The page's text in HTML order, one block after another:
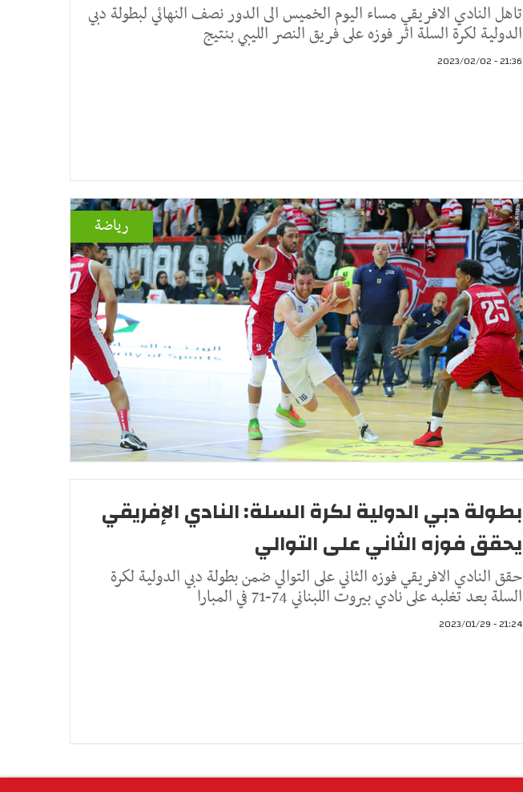
تاهل النادي الافريقي مساء اليوم الخميس الى الدور نصف النهائي لبطولة دبي
الدولية لكرة السلة اثر فوزه على فريق النصر الليبي بنتيج
21:36 - 2023/02/02
رياضة
بطولة دبي الدولية لكرة السلة: النادي الإفريقي
يحقق فوزه الثاني على التوالي
حقق النادي الافريقي فوزه الثاني على التوالي ضمن بطولة دبي الدولية لكرة
السلة بعد تغلبه على نادي بيروت اللبناني 74-71 في المبارا
21:24 - 2023/01/29